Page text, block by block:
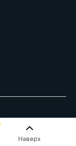
Наверх